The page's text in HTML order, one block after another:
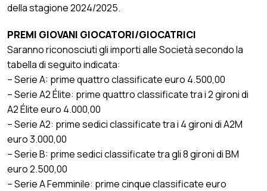
della stagione 2024/2025.
PREMI GIOVANI GIOCATORI/GIOCATRICI
Saranno riconosciuti gli importi alle Società secondo la
tabella di seguito indicata:
– Serie A: prime quattro classificate euro 4.500,00
– Serie A2 Élite: prime quattro classificate tra i 2 gironi di
A2 Élite euro 4.000,00
– Serie A2: prime sedici classificate tra i 4 gironi di A2M
euro 3.000,00
– Serie B: prime sedici classificate tra gli 8 gironi di BM
euro 2.500,00
– Serie A Femminile: prime cinque classificate euro